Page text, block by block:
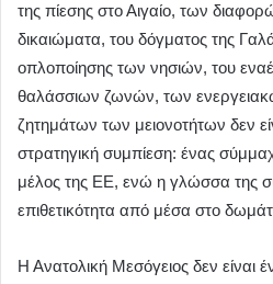
της πίεσης στο Αιγαίο, των
δικαιώματα, του δόγματος της
οπλοποίησης των νησιών, του
θαλάσσιων ζωνών, των
ζητημάτων των μειονοτήτων δεν
στρατηγική συμπίεση: ένας
μέλος της ΕΕ, ενώ η γλώσσα της
επιθετικότητα από μέσα στο
Η Ανατολική Μεσόγειος δεν είναι